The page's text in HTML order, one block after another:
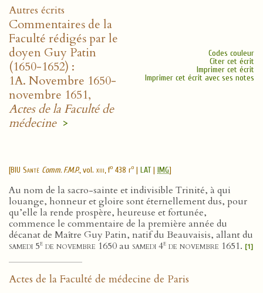
Autres écrits
Commentaires de la
Faculté rédigés par le
doyen Guy Patin
(1650-1652) :
1A. Novembre 1650-
novembre 1651,
Actes de la Faculté de
médecine >
Codes couleur
Citer cet écrit
Imprimer cet écrit
Imprimer cet écrit avec ses notes
[BIU Santé Comm. F.M.P., vol. xiii, fo 438 ro | LAT| IMG]
Au nom de la sacro-sainte et indivisible Trinité, à qui
louange, honneur et gloire sont éternellement dus, pour
qu’elle la rende prospère, heureuse et fortunée,
commence le commentaire de la première année du
décanat de Maître Guy Patin, natif du Beauvaisis, allant du
samedi 5e de novembre 1650au samedi 4e de novembre 1651. [1]
Actes de la Faculté de médecine de Paris